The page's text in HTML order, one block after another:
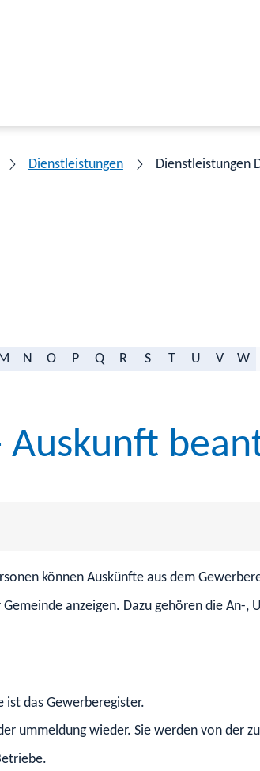
Dienstleistungen Dienstleistungen
M N O P Q R S T U V W
können Auskünfte aus dem
anzeigen. Dazu gehören die An-,
ist das Gewerberegister.
ummeldung wieder. Sie werden von der